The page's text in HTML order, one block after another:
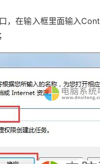
，在输入框里面输入